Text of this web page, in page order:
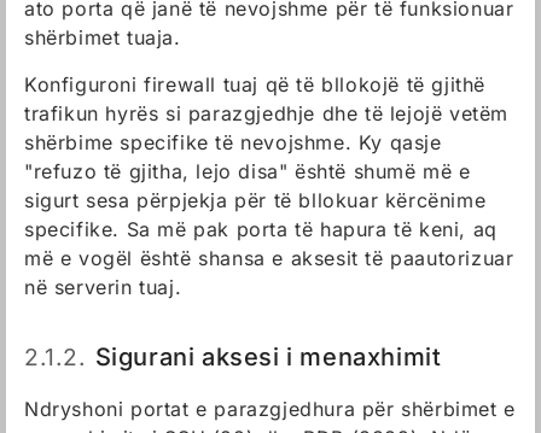
ato porta që janë të nevojshme për të funksionuar
shërbimet tuaja.
Konfiguroni firewall tuaj që të bllokojë të gjithë
trafikun hyrës si parazgjedhje dhe të lejojë vetëm
shërbime specifike të nevojshme. Ky qasje
"refuzo të gjitha, lejo disa" është shumë më e
sigurt sesa përpjekja për të bllokuar kërcënime
specifike. Sa më pak porta të hapura të keni, aq
më e vogël është shansa e aksesit të paautorizuar
në serverin tuaj.
2.1.2. Sigurani aksesi i menaxhimit
Ndryshoni portat e parazgjedhura për shërbimet e